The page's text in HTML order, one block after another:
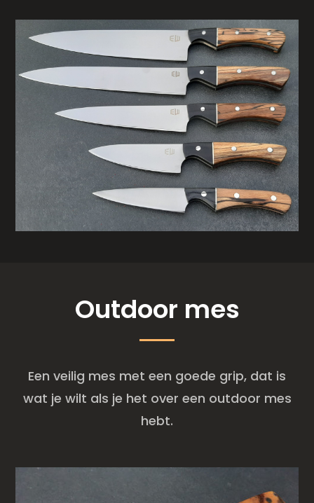
Outdoor mes
Een veilig mes met een goede grip, dat is
wat je wilt als je het over een outdoor mes
hebt.